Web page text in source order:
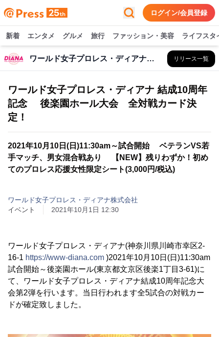
ログイン/会員登録
新着 エンタメ グルメ 旅行 ファッション・美容 ライフスタ
ワールド女子プロレス・ディアナ株式会社 リリース一覧
ワールド女子プロレス・ディアナ 結成10周年
記念 後楽園ホール大会 全対戦カード決
定！
2021年10月10日(日)11:30am～試合開始 ベテランVS若
手マッチ、男女混合戦あり 【NEW】残りわずか！初め
てのプロレス応援女性限定シート(3,000円/税込)
ワールド女子プロレス・ディアナ株式会社
イベント
2021年10月1日 12:30
ワールド女子プロレス・ディアナ(神奈川県川崎市幸区2-
16-1 https://www-diana.com )2021年10月10日(日)11:30am
試合開始～後楽園ホール(東京都文京区後楽1丁目3-61)に
て、ワールド女子プロレス・ディアナ結成10周年記念大
会第2弾を行います。当日行われます全5試合の対戦カー
ドが確定致しました。